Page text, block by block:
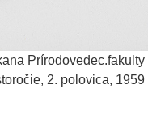
Prírodovedec.fakulty
2. polovica, 1959